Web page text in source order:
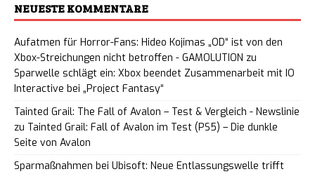
NEUESTE KOMMENTARE
Aufatmen für Horror-Fans: Hideo Kojimas „OD“ ist von den
Xbox-Streichungen nicht betroffen - GAMOLUTION zu
Sparwelle schlägt ein: Xbox beendet Zusammenarbeit mit IO
Interactive bei „Project Fantasy“
Tainted Grail: The Fall of Avalon – Test & Vergleich - Newslinie
zu Tainted Grail: Fall of Avalon im Test (PS5) – Die dunkle
Seite von Avalon
Sparmaßnahmen bei Ubisoft: Neue Entlassungswelle trifft